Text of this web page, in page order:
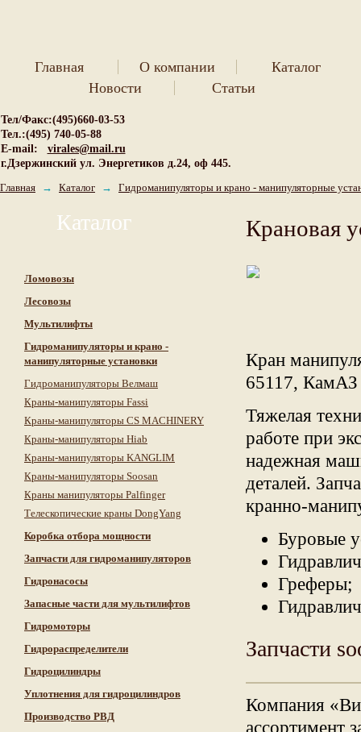
Новости Статьи
Главная О компании Каталог
Тел/Факс:(495)660-03-53
Тел.:(495) 740-05-88
E-mail:
virales@mail.ru
г.Дзержинский ул. Энергетиков д.24, оф 445.
Главная
→ Каталог → Гидроманипуляторы и крано - манипуляторные
Каталог
Ломовозы
Лесовозы
Мультилифты
Гидроманипуляторы и крано -
манипуляторные установки
Гидроманипуляторы Велмаш
Краны-манипуляторы Fassi
Краны-манипуляторы CS MACHINERY
Краны-манипуляторы Hiab
Краны-манипуляторы KANGLIM
Краны-манипуляторы Soosan
Краны манипуляторы Palfinger
Телескопические краны DongYang
Коробка отбора мощности
Запчасти для гидроманипуляторов
Гидронасосы
Запасные части для мультилифтов
Гидромоторы
Гидрораспределители
Гидроцилиндры
Уплотнения для гидроцилиндров
Производство РВД
Крановая
Кран
65117,
Тяжелая
работе при
надежная
деталей.
кранно-
Буровые
Греферы;
Запчасти
Компания
ассортимент